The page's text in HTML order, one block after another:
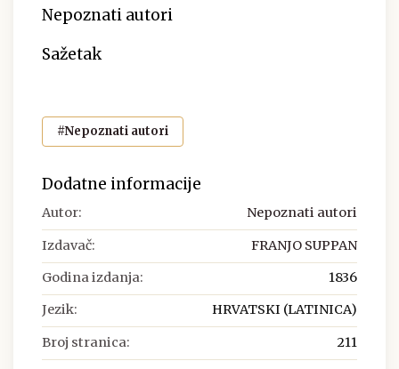
Nepoznati autori
Sažetak
#Nepoznati autori
Dodatne informacije
Autor: Nepoznati autori
Izdavač: FRANJO SUPPAN
Godina izdanja: 1836
Jezik: HRVATSKI (LATINICA)
Broj stranica: 211